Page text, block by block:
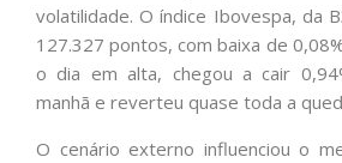
volatilidade. O índice Ibovespa, da
127.327 pontos, com baixa de
o dia em alta, chegou a cair
manhã e reverteu quase toda a
O cenário externo influenciou o